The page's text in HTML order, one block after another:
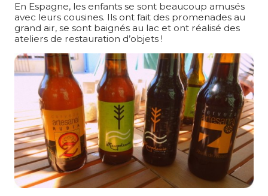
En Espagne, les enfants se sont beaucoup amusés
avec leurs cousines. Ils ont fait des promenades au
grand air, se sont baignés au lac et ont réalisé des
ateliers de restauration d’objets !